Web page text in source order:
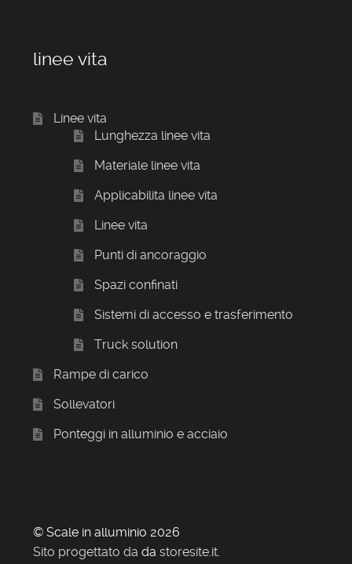
linee vita
Linee vita
Lunghezza linee vita
Materiale linee vita
Applicabilita linee vita
Linee vita
Punti di ancoraggio
Spazi confinati
Sistemi di accesso e trasferimento
Truck solution
Rampe di carico
Sollevatori
Ponteggi in alluminio e acciaio
© Scale in alluminio 2026
Sito progettato da da storesite.it.